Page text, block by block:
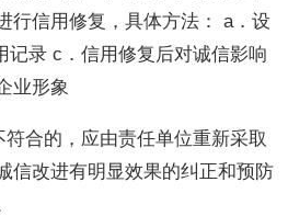
行信用修复，具体方法： a．设
记录 c．信用修复后对诚信影响
业形象
合的，应由责任单位重新采取
信改进有明显效果的纠正和预防